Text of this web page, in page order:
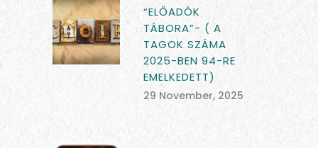
“ELŐADÓK
TÁBORA”- ( A
TAGOK SZÁMA
2025-BEN 94-RE
EMELKEDETT)
29 November, 2025